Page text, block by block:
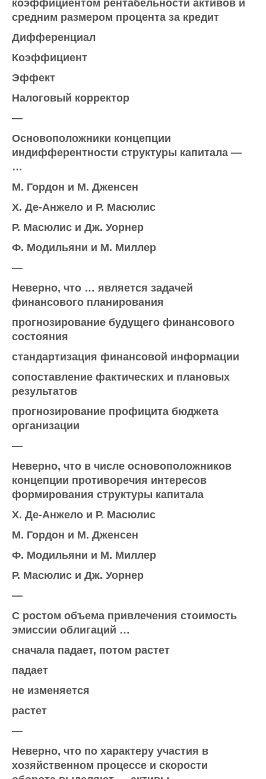
коэффициентом рентабельности активов и
средним размером процента за кредит
Дифференциал
Коэффициент
Эффект
Налоговый корректор
—
Основоположники концепции
индифферентности структуры капитала —
…
М. Гордон и М. Дженсен
X. Де-Анжело и Р. Масюлис
Р. Масюлис и Дж. Уорнер
Ф. Модильяни и М. Миллер
—
Неверно, что … является задачей
финансового планирования
прогнозирование будущего финансового
состояния
стандартизация финансовой информации
сопоставление фактических и плановых
результатов
прогнозирование профицита бюджета
организации
—
Неверно, что в числе основоположников
концепции противоречия интересов
формирования структуры капитала
X. Де-Анжело и Р. Масюлис
М. Гордон и М. Дженсен
Ф. Модильяни и М. Миллер
Р. Масюлис и Дж. Уорнер
—
С ростом объема привлечения стоимость
эмиссии облигаций …
сначала падает, потом растет
падает
не изменяется
растет
—
Неверно, что по характеру участия в
хозяйственном процессе и скорости